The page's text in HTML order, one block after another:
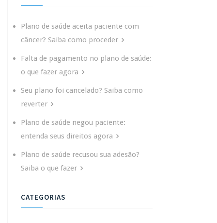
Plano de saúde aceita paciente com
câncer? Saiba como proceder
Falta de pagamento no plano de saúde:
o que fazer agora
Seu plano foi cancelado? Saiba como
reverter
Plano de saúde negou paciente:
entenda seus direitos agora
Plano de saúde recusou sua adesão?
Saiba o que fazer
CATEGORIAS